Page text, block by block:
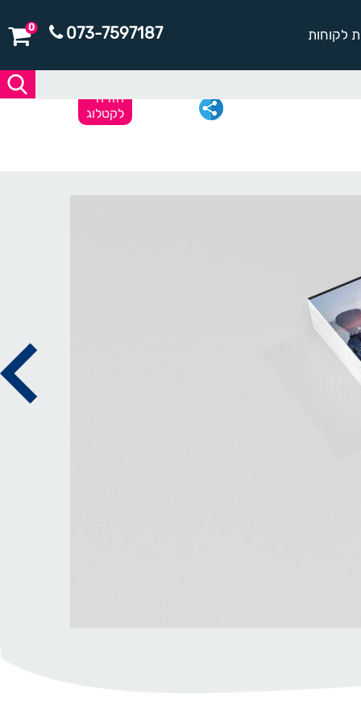
לקוחות 073-7597187
0
חזרה
לקטלוג